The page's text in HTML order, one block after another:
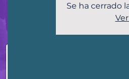
Se ha cerrado